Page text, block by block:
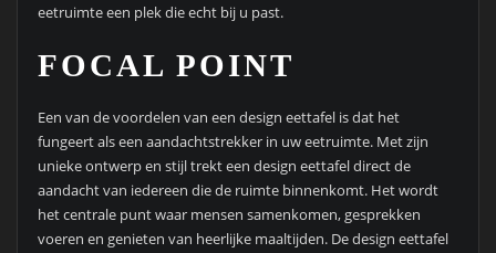
eetruimte een plek die echt bij u past.
FOCAL POINT
Een van de voordelen van een design eettafel is dat het
fungeert als een aandachtstrekker in uw eetruimte. Met zijn
unieke ontwerp en stijl trekt een design eettafel direct de
aandacht van iedereen die de ruimte binnenkomt. Het wordt
het centrale punt waar mensen samenkomen, gesprekken
voeren en genieten van heerlijke maaltijden. De design eettafel